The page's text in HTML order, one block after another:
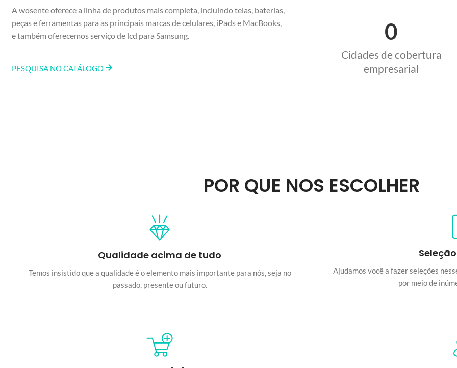
A wosente oferece a linha de produtos mais completa, incluindo telas, baterias,
peças e ferramentas para as principais marcas de celulares, iPads e MacBooks,
e também oferecemos serviço de lcd para Samsung.
PESQUISA NO CATÁLOGO
0
Cidades de cobertura
empresarial
POR QUE NOS ESCOLHER
Qualidade acima de tudo
Temos insistido que a qualidade é o elemento mais importante para nós, seja no
passado, presente ou futuro.
Ajudamos você a fazer seleções
por meio de